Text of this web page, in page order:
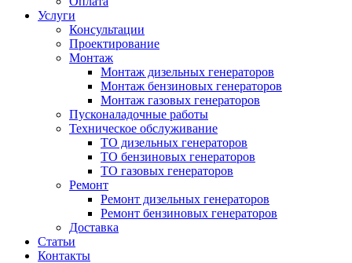
Услуги
Консультации
Проектирование
Монтаж
Монтаж дизельных генераторов
Монтаж бензиновых генераторов
Монтаж газовых генераторов
Пусконаладочные работы
Техническое обслуживание
ТО дизельных генераторов
ТО бензиновых генераторов
ТО газовых генераторов
Ремонт
Ремонт дизельных генераторов
Ремонт бензиновых генераторов
Доставка
Статьи
Контакты